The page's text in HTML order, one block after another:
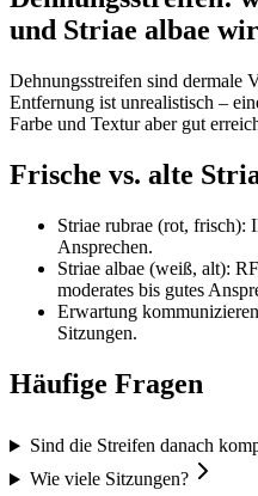
und Striae albae
Dehnungsstreifen sind dermale
Entfernung ist unrealistisch –
Farbe und Textur aber gut
Frische vs. alte
Striae rubrae (rot, frisch):
Ansprechen.
Striae albae (weiß, alt):
moderates bis gutes
Erwartung
Sitzungen.
Häufige Fragen
Sind die Streifen danach
Wie viele Sitzungen?